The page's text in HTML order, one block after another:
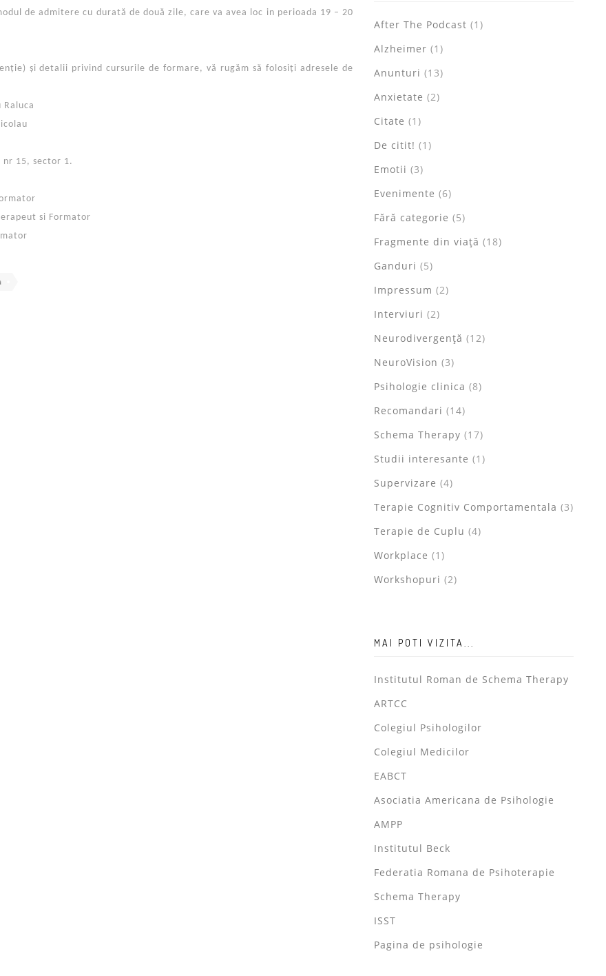
de admitere cu durată de două zile, care va avea loc in perioada 19 – 20
și detalii privind cursurile de formare, vă rugăm să folosiți adresele de
Raluca
15, sector 1.
si Formator
After The Podcast (1)
Alzheimer (1)
Anunturi (13)
Anxietate (2)
Citate (1)
De citit! (1)
Emotii (3)
Evenimente (6)
Fără categorie (5)
Fragmente din viață (18)
Ganduri (5)
Impressum (2)
Interviuri (2)
Neurodivergență (12)
NeuroVision (3)
Psihologie clinica (8)
Recomandari (14)
Schema Therapy (17)
Studii interesante (1)
Supervizare (4)
Terapie Cognitiv Comportamentala (3)
Terapie de Cuplu (4)
Workplace (1)
Workshopuri (2)
MAI POTI VIZITA...
Institutul Roman de Schema Therapy
ARTCC
Colegiul Psihologilor
Colegiul Medicilor
EABCT
Asociatia Americana de Psihologie
AMPP
Institutul Beck
Federatia Romana de Psihoterapie
Schema Therapy
ISST
Pagina de psihologie